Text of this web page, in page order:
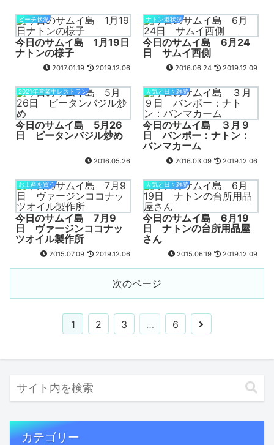
ビーチ状況
今日のサムイ島 1月19日
ナトンの様子
2017.01.19 2019.12.06
ナトン港状況
今日のサムイ島 6月24
日 サムイ西側
2016.06.24 2019.12.09
2021年営業中レストラン
今日のサムイ島 5月26
日 ピータンバジル炒め
2016.05.26
天気と日々雑感
今日のサムイ島 ３月９
日 バンポー：ナトン：
バンマカーム
2016.03.09 2019.12.06
お土産を買う
今日のサムイ島 7月9
日 ヴァージンココナッ
ツオイル製作所
2015.07.09 2019.12.06
天気と日々雑感
今日のサムイ島 6月19
日 ナトンの台所用品屋
さん
2015.06.19 2019.12.09
次のページ
1 2 3 … 6
カテゴリー